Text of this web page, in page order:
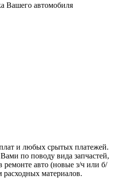
Вашего автомобиля
и любых срытых платежей.
по поводу вида запчастей,
ремонте авто (новые з/ч или б/
материалов.